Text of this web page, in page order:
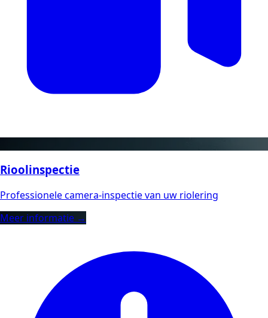
Rioolinspectie
Professionele camera-inspectie van uw riolering
Meer informatie →